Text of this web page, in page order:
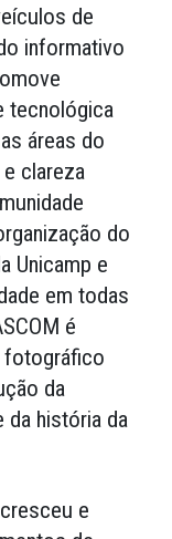
de
informativo
tecnológica
áreas do
clareza
do
Unicamp e
em todas
é
fotográfico
da
da história da
e